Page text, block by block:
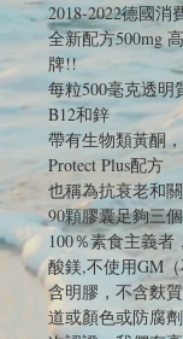
2018-2022德國消
全新配方500mg
牌!!
每粒500毫克透明
B12和鋅
帶有生物類黃酮
Protect Plus配方
也稱為抗衰老和
90顆膠囊足夠三
100％素食主義
酸鎂,不使用GM
含明膠，不含麩
道或顏色或防腐